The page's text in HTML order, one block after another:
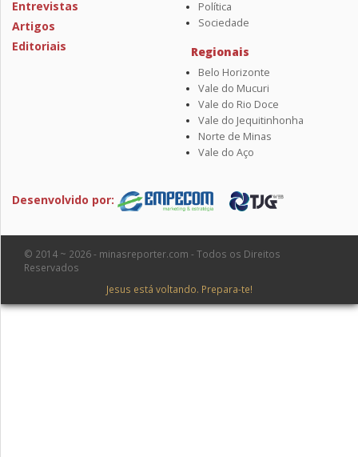
Entrevistas
Artigos
Editoriais
Política
Sociedade
Regionais
Belo Horizonte
Vale do Mucuri
Vale do Rio Doce
Vale do Jequitinhonha
Norte de Minas
Vale do Aço
Desenvolvido por:
© 2014 ~ 2026 - minasreporter.com - Todos os Direitos
Reservados
Jesus está voltando. Prepara-te!